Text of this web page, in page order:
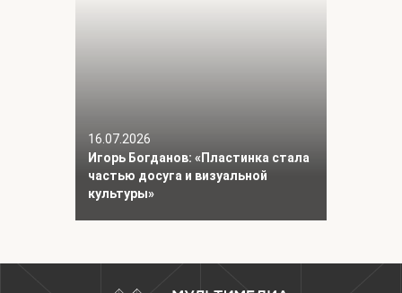
16.07.2026
Игорь Богданов: «Пластинка стала
частью досуга и визуальной
культуры»